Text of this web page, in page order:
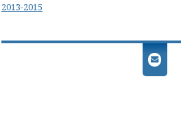
2013-2015